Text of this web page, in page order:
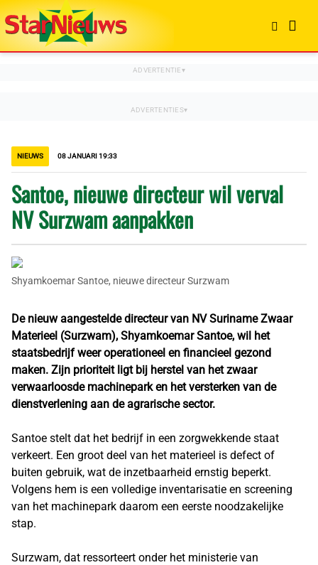
NIEUWS 08 JANUARI 19:33
Santoe, nieuwe directeur wil verval
NV Surzwam aanpakken
Shyamkoemar Santoe, nieuwe directeur Surzwam
De nieuw aangestelde directeur van NV Suriname Zwaar
Materieel (Surzwam), Shyamkoemar Santoe, wil het
staatsbedrijf weer operationeel en financieel gezond
maken. Zijn prioriteit ligt bij herstel van het zwaar
verwaarloosde machinepark en het versterken van de
dienstverlening aan de agrarische sector.
Santoe stelt dat het bedrijf in een zorgwekkende staat
verkeert. Een groot deel van het materieel is defect of
buiten gebruik, wat de inzetbaarheid ernstig beperkt.
Volgens hem is een volledige inventarisatie en screening
van het machinepark daarom een eerste noodzakelijke
stap.
Surzwam, dat ressorteert onder het ministerie van